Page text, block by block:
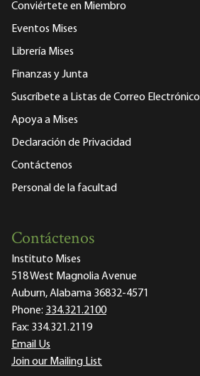
Conviértete en Miembro
Eventos Mises
Librería Mises
Finanzas y Junta
Suscríbete a Listas de Correo Electrónico
Apoya a Mises
Declaración de Privacidad
Contáctenos
Personal de la facultad
Contáctenos
Instituto Mises
518 West Magnolia Avenue
Auburn, Alabama 36832-4571
Phone: 334.321.2100
Fax: 334.321.2119
Email Us
Join our Mailing List